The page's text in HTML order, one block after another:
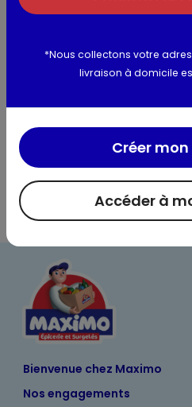
Bienvenue chez Maximo
Nos engagements
*Nous collectons votre
livraison à domicile
Accéder à
Créer